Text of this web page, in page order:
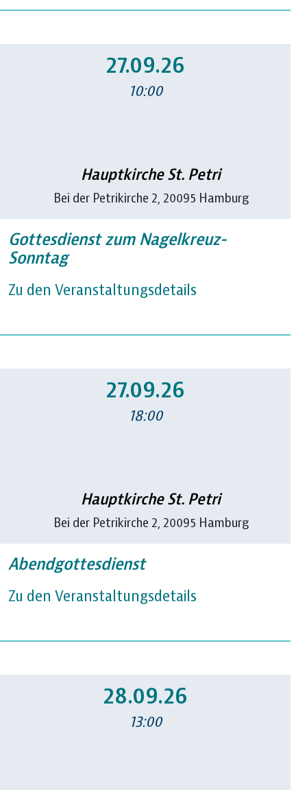
27.09.26
10:00
Hauptkirche St. Petri
Bei der Petrikirche 2, 20095 Hamburg
Gottesdienst zum Nagelkreuz-
Sonntag
Zu den Veranstaltungsdetails
27.09.26
18:00
Hauptkirche St. Petri
Bei der Petrikirche 2, 20095 Hamburg
Abendgottesdienst
Zu den Veranstaltungsdetails
28.09.26
13:00